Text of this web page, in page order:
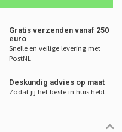
Gratis verzenden vanaf 250
euro
Snelle en veilige levering met
PostNL
Deskundig advies op maat
Zodat jij het beste in huis hebt